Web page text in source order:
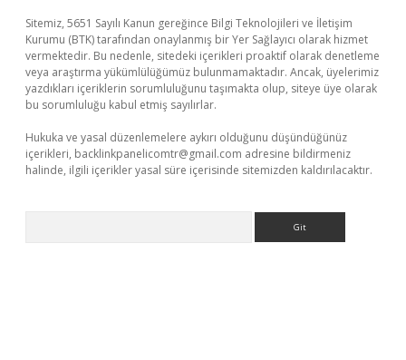
Sitemiz, 5651 Sayılı Kanun gereğince Bilgi Teknolojileri ve İletişim
Kurumu (BTK) tarafından onaylanmış bir Yer Sağlayıcı olarak hizmet
vermektedir. Bu nedenle, sitedeki içerikleri proaktif olarak denetleme
veya araştırma yükümlülüğümüz bulunmamaktadır. Ancak, üyelerimiz
yazdıkları içeriklerin sorumluluğunu taşımakta olup, siteye üye olarak
bu sorumluluğu kabul etmiş sayılırlar.
Hukuka ve yasal düzenlemelere aykırı olduğunu düşündüğünüz
içerikleri, backlinkpanelicomtr@gmail.com adresine bildirmeniz
halinde, ilgili içerikler yasal süre içerisinde sitemizden kaldırılacaktır.